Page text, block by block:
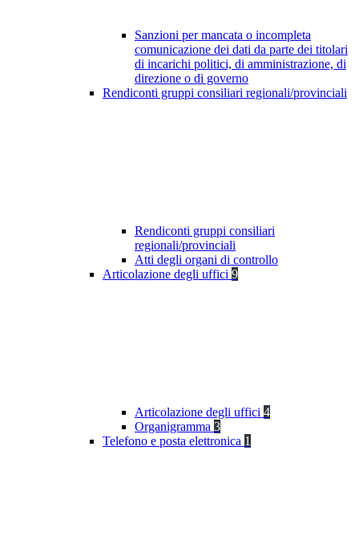
Sanzioni per mancata o incompleta
comunicazione dei dati da parte dei titolari
di incarichi politici, di amministrazione, di
direzione o di governo
Rendiconti gruppi consiliari regionali/provinciali
Rendiconti gruppi consiliari
regionali/provinciali
Atti degli organi di controllo
Articolazione degli uffici 9
Articolazione degli uffici 4
Organigramma 3
Telefono e posta elettronica 1